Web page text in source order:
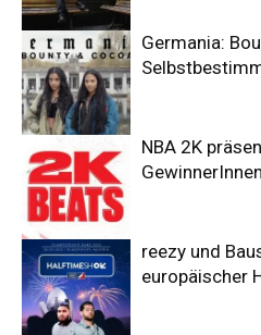
Germania:
NBA 2K
reezy und
europäischer